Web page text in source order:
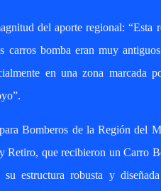
del aporte regional: “Esta
carros bomba eran muy
en una zona marcada
Bomberos de la Región del
Retiro, que recibieron un Carro
estructura robusta y